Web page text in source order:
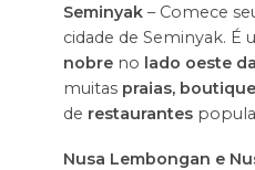
Seminyak– Comece
cidade de Seminyak. É
nobreno lado oeste
muitas praias,
de restaurantes
Nusa Lembongan e